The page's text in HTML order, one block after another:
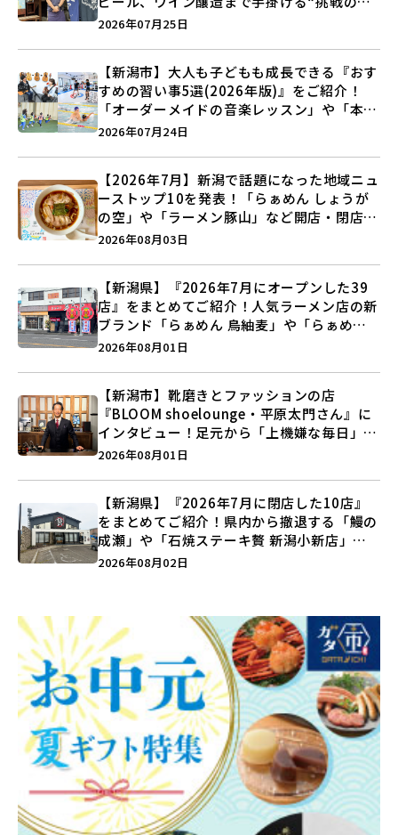
史”に迫る♪
2026年07月25日
【新潟市】大人も子どもも成長できる『おす
すめの習い事5選(2026年版)』をご紹介！
「オーダーメイドの音楽レッスン」や「本格
キックボクシング」で新しい自分を見つけよ
2026年07月24日
【2026年7月】新潟で話題になった地域ニュ
ーストップ10を発表！「らぁめん しょうが
の空」や「ラーメン豚山」など開店・閉店の
注目記事をランキングでご紹介♪
2026年08月03日
【新潟県】『2026年7月にオープンした39
店』をまとめてご紹介！人気ラーメン店の新
ブランド「らぁめん 鳥紬麦」や「らぁめん
しょうがの空」など盛りだくさん♪
2026年08月01日
【新潟市】靴磨きとファッションの店
『BLOOM shoelounge・平原太門さん』に
インタビュー！足元から「上機嫌な毎日」を
つくる装いの提案とは？
2026年08月01日
【新潟県】『2026年7月に閉店した10店』
をまとめてご紹介！県内から撤退する「鰻の
成瀬」や「石焼ステーキ贅 新潟小新店」が
営業に幕…。
2026年08月02日